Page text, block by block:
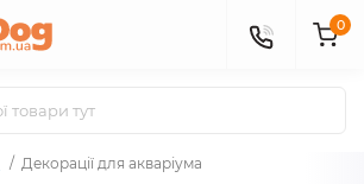
0
Декорації для акваріума